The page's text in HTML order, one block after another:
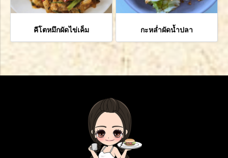
คีโตหมึกผัดไข่เค็ม กะหล่ำผัดน้ำปลา